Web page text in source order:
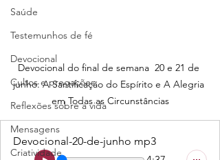
Saúde
Testemunhos de fé
Devocional
Cultos e pregações
Reflexões sobre a vida
Mensagens
Criatividade
Devocional do final de semana  20 e 21 de
junho: A Santificação do Espírito e A Alegria
em Todas as Circunstâncias
Devocional-20-de-junho mp3